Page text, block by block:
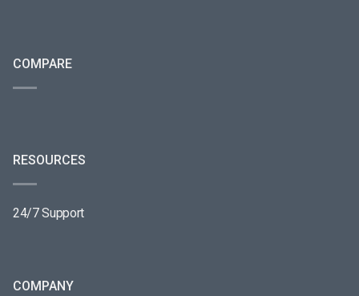
COMPARE
RESOURCES
24/7 Support
COMPANY